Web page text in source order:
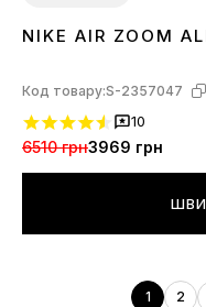
3738 39 42
NIKE AIR ZOOM
Код товару:S-2357047
10
6510 грн3969 грн
1 2